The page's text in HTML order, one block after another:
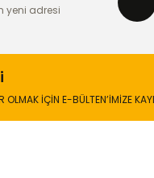
yeni adresi
İÇİN E-BÜLTEN’İMİZE